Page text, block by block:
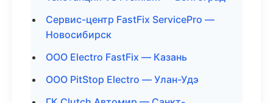
Сервис-центр FastFix ServicePro —
Новосибирск
ООО Electro FastFix — Казань
ООО PitStop Electro — Улан-Удэ